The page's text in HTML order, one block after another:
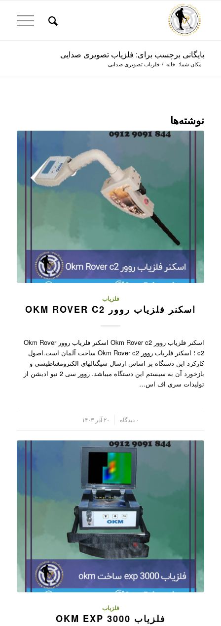
بایگانی برچسب برای: فلزیاب تصویری صدایی
مکان شما: خانه / فلزیاب تصویری صدایی
نوشته‌ها
فلزیاب
اسکنر فلزیاب روور OKM ROVER C2
اسکنر فلزیاب روور Okm Rover c2 اسکنر فلزیاب روور Okm Rover
c2 ؛ اسکنر فلزیاب روور Okm Rover c2 ساخت آلمان است.اصول
کارکرد این دستگاه بر اساس ارسال سیگنالهای الکترومغناطیسی و
بازخورد آن به سیستم این دستگاه میباشد. روور سی 2 نیو ادیشن از
تولیدات سری اف اس…
۰ دیدگاه ۲۰ آذر ۱۴۰۳
فلزیاب
فلزیاب OKM EXP 3000